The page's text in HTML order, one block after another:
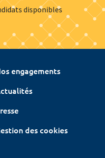
disponibles
engagements
des cookies